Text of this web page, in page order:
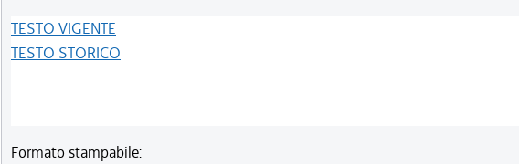
TESTO VIGENTE
TESTO STORICO
Formato stampabile: